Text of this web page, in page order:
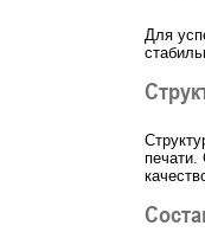
Для
печати.